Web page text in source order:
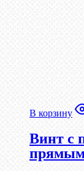
В корзину
Винт с